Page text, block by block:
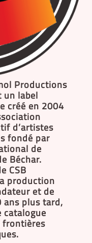
Productions
un label
créé en 2004
d’artistes
fondé par
de
Béchar.
CSB
production
et de
ans plus tard,
frontières